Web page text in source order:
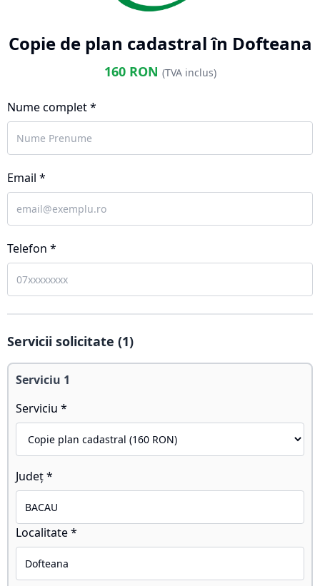
Copie de plan cadastral în Dofteana
160RON (TVA inclus)
Nume complet *
Email *
Telefon *
Servicii solicitate (1)
Serviciu 1
Serviciu *
Județ *
Localitate *